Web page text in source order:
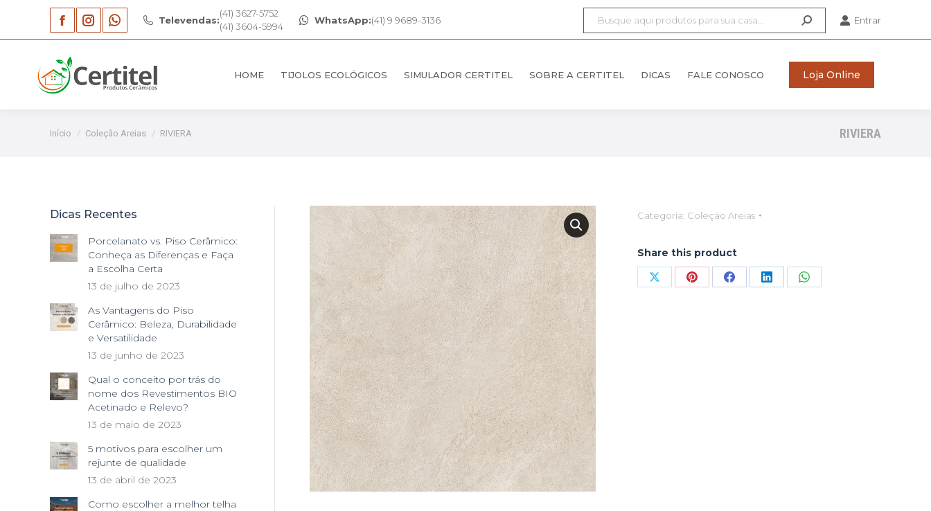
Facebook
page
opens
new
Instagram
opens
new
Whatsapp
opens
new
Televendas:
(41) 3627-5752
(41) 3604-5994
WhatsApp:(41) 9 9689-3136 Entrar
HOME TIJOLOS ECOLÓGICOS SIMULADOR CERTITEL SOBRE A CERTITEL DICAS FALE CONOSCO Loja Online
Você está aqui:
Início Coleção Areias RIVIERA RIVIERA
Categoria: Coleção Areias
Share this product
Compartilhar
Compartilhar
Compartilhar
CompartilharCompartilhar
Dicas Recentes
Porcelanato vs. Piso Cerâmico:
Conheça as Diferenças e Faça
a Escolha Certa
13 de julho de 2023
As Vantagens do Piso
Cerâmico: Beleza, Durabilidade
e Versatilidade
13 de junho de 2023
Qual o conceito por trás do
nome dos Revestimentos BIO
Acetinado e Relevo?
13 de maio de 2023
5 motivos para escolher um
rejunte de qualidade
13 de abril de 2023
Como escolher a melhor telha
HOME TIJOLOS ECOLÓGICOS SIMULADOR CERTITEL SOBRE A CERTITEL DICAS FALE CONOSCO Loja Online